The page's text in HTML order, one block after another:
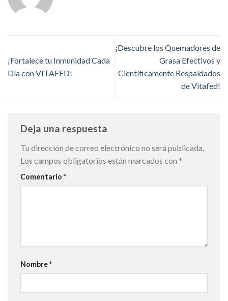
¡Fortalece tu Inmunidad Cada
Día con VITAFED!
¡Descubre los Quemadores de
Grasa Efectivos y
Científicamente Respaldados
de Vitafed!
Deja una respuesta
Tu dirección de correo electrónico no será publicada.
Los campos obligatorios están marcados con *
Comentario *
Nombre*